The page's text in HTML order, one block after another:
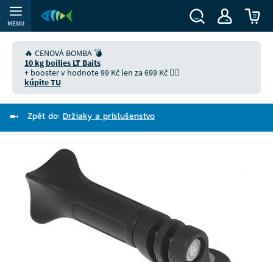
MENU
🔥 CENOVÁ BOMBA 💣
10 kg boilies LT Baits
+ booster v hodnote 99 Kč len za 699 Kč 👉🏻
kúpite TU
Zpět do: Držiaky a príslušenstvo